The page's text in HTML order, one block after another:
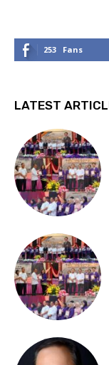
253 Fans
LATEST